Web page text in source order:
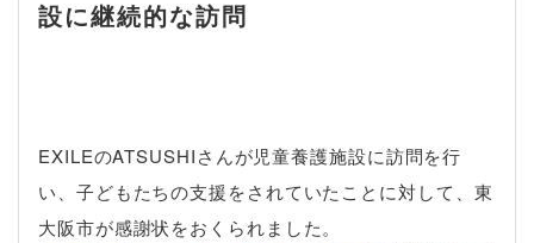
設に継続的な訪問
EXILEのATSUSHIさんが児童養護施設に訪問を行
い、子どもたちの支援をされていたことに対して、東
大阪市が感謝状をおくられました。